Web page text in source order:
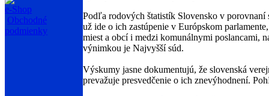
e-Shop
Obchodné
podmienky
Podľa rodových štatistík Slovensko v
už ide o ich zastúpenie v Európskom
miest a obcí i medzi komunálnymi poslancami,
výnimkou je Najvyšší súd.
Výskumy jasne dokumentujú, že slovenská
prevažuje presvedčenie o ich znevýhodnení.